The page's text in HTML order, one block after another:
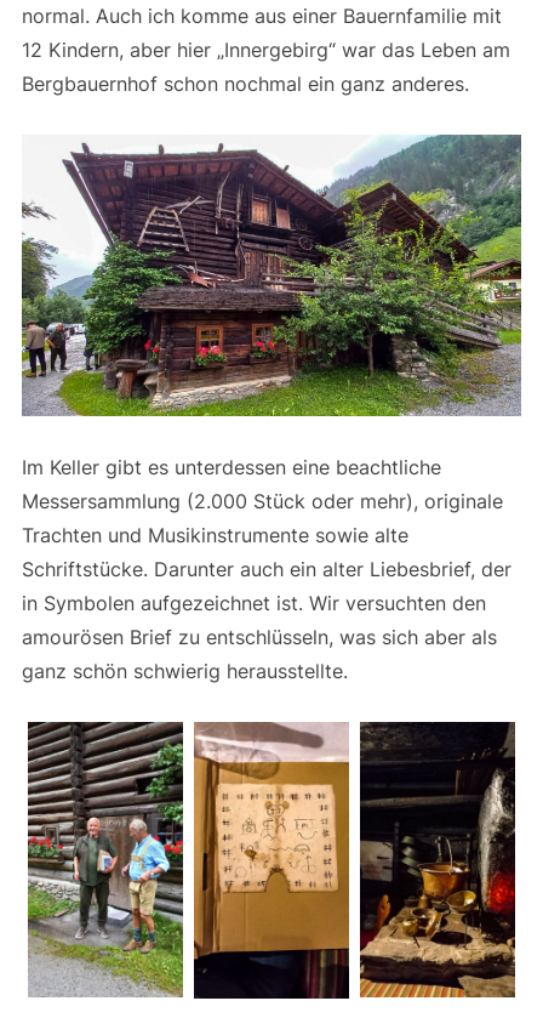
normal. Auch ich komme aus einer Bauernfamilie mit
12 Kindern, aber hier „Innergebirg“ war das Leben am
Bergbauernhof schon nochmal ein ganz anderes.
Im Keller gibt es unterdessen eine beachtliche
Messersammlung (2.000 Stück oder mehr), originale
Trachten und Musikinstrumente sowie alte
Schriftstücke. Darunter auch ein alter Liebesbrief, der
in Symbolen aufgezeichnet ist. Wir versuchten den
amourösen Brief zu entschlüsseln, was sich aber als
ganz schön schwierig herausstellte.